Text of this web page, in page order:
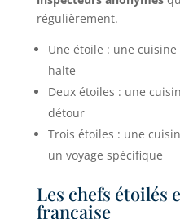
régulièrement.
Une étoile : une
halte
Deux étoiles : une
détour
Trois étoiles : une
un voyage spécifique
Les chefs étoilés
française